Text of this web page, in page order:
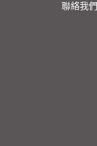
聯絡我們